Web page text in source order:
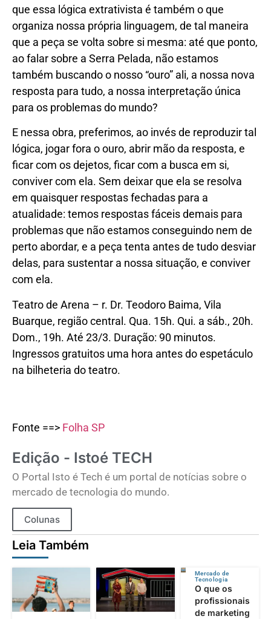
que essa lógica extrativista é também o que
organiza nossa própria linguagem, de tal maneira
que a peça se volta sobre si mesma: até que ponto,
ao falar sobre a Serra Pelada, não estamos
também buscando o nosso “ouro” ali, a nossa nova
resposta para tudo, a nossa interpretação única
para os problemas do mundo?
E nessa obra, preferimos, ao invés de reproduzir tal
lógica, jogar fora o ouro, abrir mão da resposta, e
ficar com os dejetos, ficar com a busca em si,
conviver com ela. Sem deixar que ela se resolva
em quaisquer respostas fechadas para a
atualidade: temos respostas fáceis demais para
problemas que não estamos conseguindo nem de
perto abordar, e a peça tenta antes de tudo desviar
delas, para sustentar a nossa situação, e conviver
com ela.
Teatro de Arena – r. Dr. Teodoro Baima, Vila
Buarque, região central. Qua. 15h. Qui. a sáb., 20h.
Dom., 19h. Até 23/3. Duração: 90 minutos.
Ingressos gratuitos uma hora antes do espetáculo
na bilheteria do teatro.
Fonte ==> Folha SP
Edição - Istoé TECH
O Portal Isto é Tech é um portal de notícias sobre o
mercado de tecnologia do mundo.
Colunas
Leia Também
Mercado de
Tecnologia
O que os
profissionais
de marketing